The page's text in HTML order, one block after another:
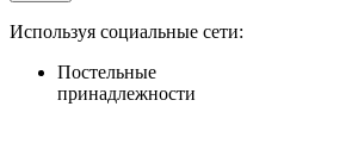
Используя социальные сети:
Постельные
принадлежности